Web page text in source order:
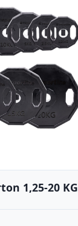
1,25-20 KG